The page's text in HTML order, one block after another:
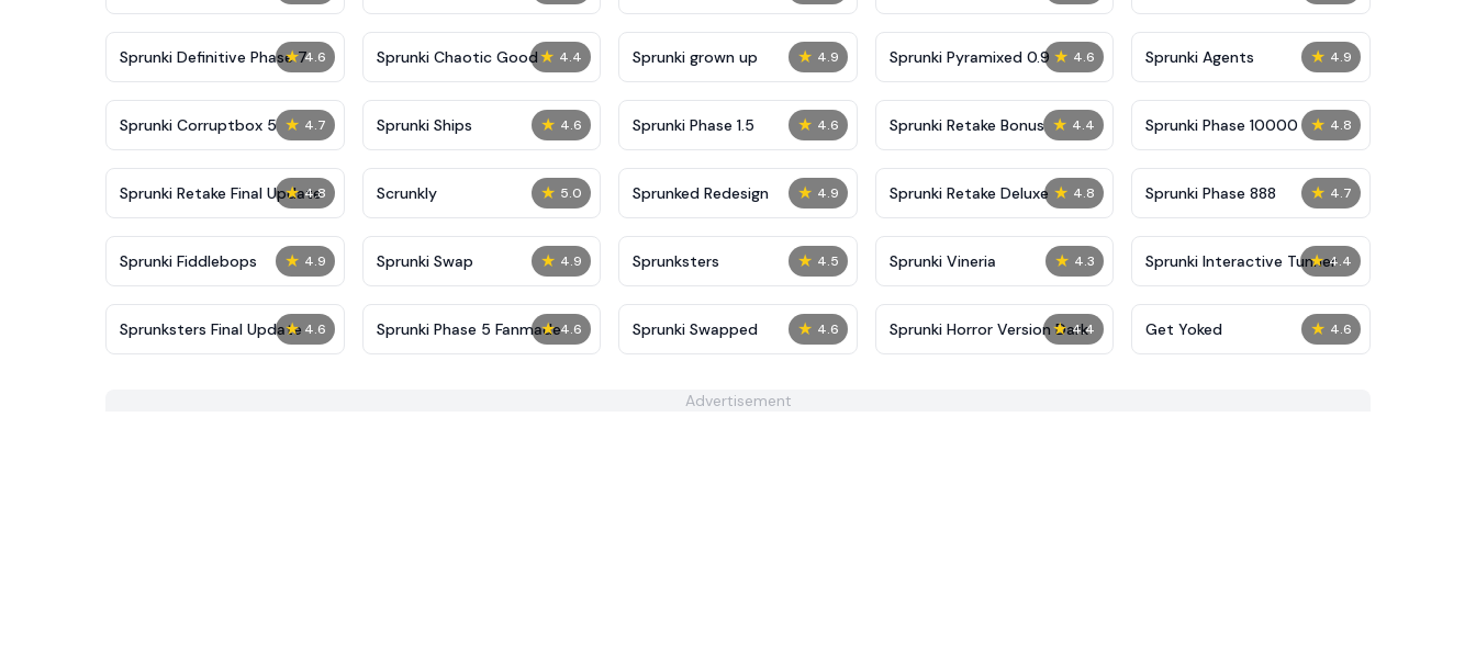
★ 4.6
Sprunki Definitive Phase 7 ★ 4.4
Sprunki Chaotic Good ★ 4.9
Sprunki grown up ★ 4.6
Sprunki Pyramixed 0.9 ★ 4.9
Sprunki Agents
★ 4.7
Sprunki Corruptbox 5 ★ 4.6
Sprunki Ships ★ 4.6
Sprunki Phase 1.5 ★ 4.4
Sprunki Retake Bonus ★ 4.8
Sprunki Phase 10000
★ 4.8
Sprunki Retake Final Update ★ 5.0
Scrunkly ★ 4.9
Sprunked Redesign ★ 4.8
Sprunki Retake Deluxe ★ 4.7
Sprunki Phase 888
★ 4.9
Sprunki Fiddlebops ★ 4.9
Sprunki Swap ★ 4.5
Sprunksters ★ 4.3
Sprunki Vineria ★ 4.4
Sprunki Interactive Tunner
★ 4.6
Sprunksters Final Update​ ★ 4.6
Sprunki Phase 5 Fanmade ★ 4.6
Sprunki Swapped ★ 4.4
Sprunki Horror Version Dark ★ 4.6
Get Yoked
Advertisement